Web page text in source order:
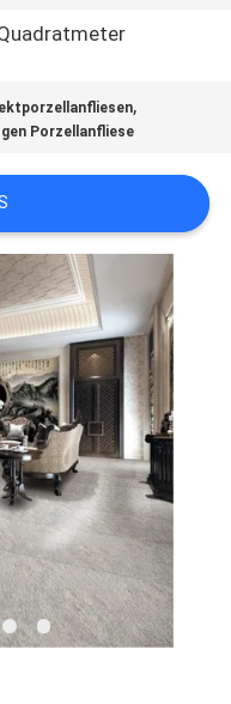
,
Porzellanfliese